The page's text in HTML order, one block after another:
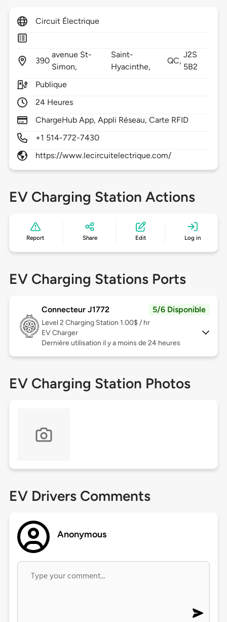
Circuit Électrique
390
avenue St-
Simon,
Saint-
Hyacinthe,
QC,
J2S
5B2
Publique
24 Heures
ChargeHub App, Appli Réseau, Carte RFID
+1 514-772-7430
https://www.lecircuitelectrique.com/
EV Charging Station Actions
Report Share Edit Log in
EV Charging Stations Ports
Connecteur J1772 5/6 Disponible
Level 2 Charging Station 1.00$ / hr
EV Charger
Dernière utilisation il y a moins de 24 heures
EV Charging Station Photos
EV Drivers Comments
Anonymous